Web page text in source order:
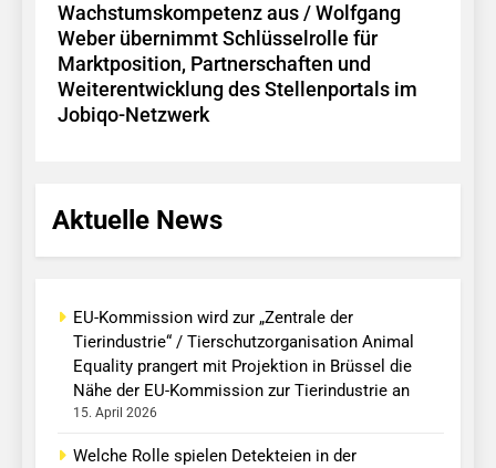
Wachstumskompetenz aus / Wolfgang
Weber übernimmt Schlüsselrolle für
Marktposition, Partnerschaften und
Weiterentwicklung des Stellenportals im
Jobiqo-Netzwerk
Aktuelle News
EU-Kommission wird zur „Zentrale der
Tierindustrie“ / Tierschutzorganisation Animal
Equality prangert mit Projektion in Brüssel die
Nähe der EU-Kommission zur Tierindustrie an
15. April 2026
Welche Rolle spielen Detekteien in der